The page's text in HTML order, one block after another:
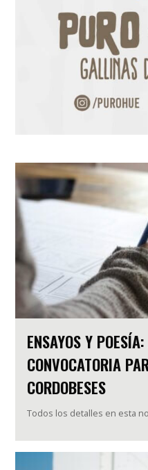
ENSAYOS Y
CONVOCATORIA
CORDOBESES
Todos los detalles en esta